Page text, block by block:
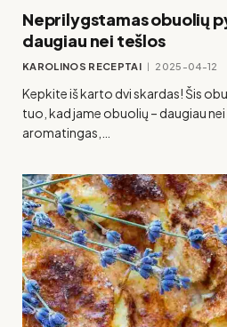
Neprilygstamas obuolių
daugiau nei tešlos
KAROLINOS RECEPTAI 2025-04-12
Kepkite iš karto dvi skardas! Šis
tuo, kad jame obuolių – daugiau nei
aromatingas,…